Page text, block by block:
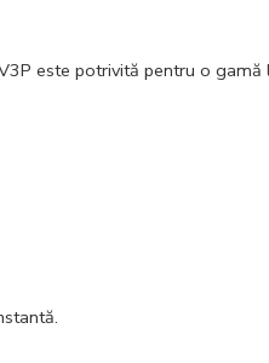
este potrivită pentru o gamă